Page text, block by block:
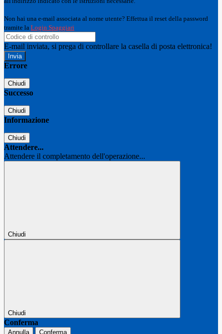
Non hai una e-mail associata al nome utente? Effettua il reset della password
tramite la Login Spaggiari
E-mail inviata, si prega di controllare la casella di posta elettronica!
Errore
Chiudi
Successo
Chiudi
Informazione
Chiudi
Attendere...
Attendere il completamento dell'operazione...
Chiudi
Chiudi
Conferma
Annulla Conferma